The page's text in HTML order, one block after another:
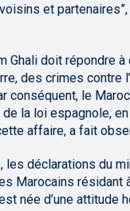
et
Ghali doit répondre
des crimes contre
conséquent, le
la loi espagnole,
affaire, a fait
les déclarations du
Marocains résidant
née d’une attitude